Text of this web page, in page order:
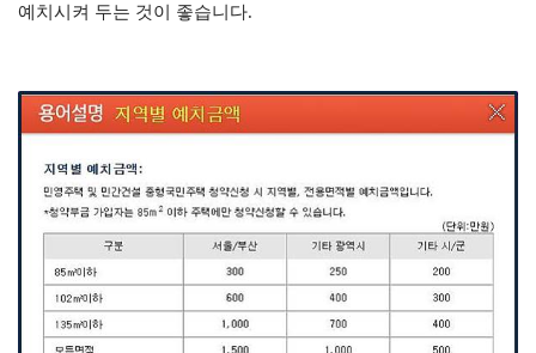
예치시켜 두는 것이 좋습니다.